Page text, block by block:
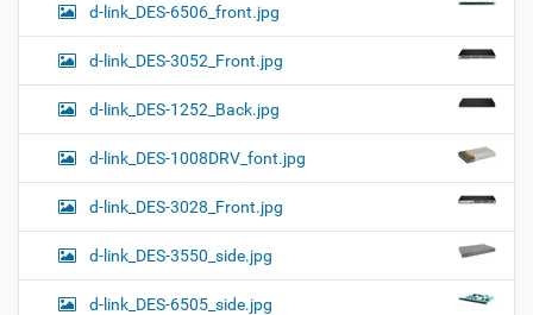
d-link_DES-6506_front.jpg
d-link_DES-3052_Front.jpg
d-link_DES-1252_Back.jpg
d-link_DES-1008DRV_font.jpg
d-link_DES-3028_Front.jpg
d-link_DES-3550_side.jpg
d-link_DES-6505_side.jpg